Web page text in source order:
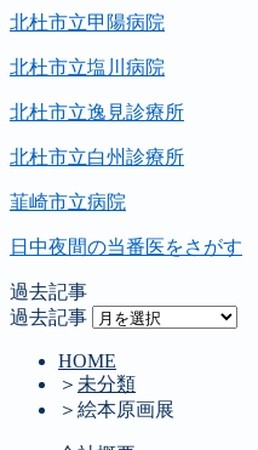
北杜市立甲陽病院
北杜市立塩川病院
北杜市立逸見診療所
北杜市立白州診療所
韮崎市立病院
日中夜間の当番医をさがす
過去記事
過去記事
HOME
＞ 未分類
＞ 絵本原画展